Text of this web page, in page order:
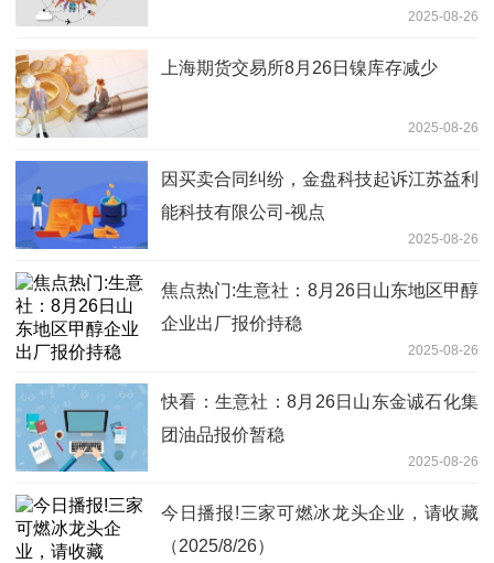
2025-08-26
上海期货交易所8月26日镍库存减少
2025-08-26
因买卖合同纠纷，金盘科技起诉江苏益利
能科技有限公司-视点
2025-08-26
焦点热门:生意社：8月26日山东地区甲醇
企业出厂报价持稳
2025-08-26
快看：生意社：8月26日山东金诚石化集
团油品报价暂稳
2025-08-26
今日播报!三家可燃冰龙头企业，请收藏
（2025/8/26）